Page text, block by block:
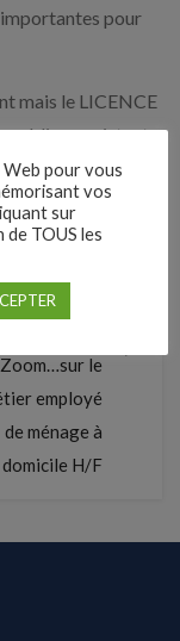
pour
mais le LICENCE
public – assistant
privées » peut
Zoom…sur le
employé
de ménage à
domicile H/F
pour vous
vos
sur
TOUS les